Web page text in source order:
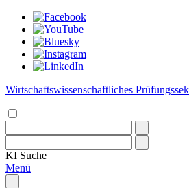
Wirtschaftswissenschaftliches
KI Suche
Menü